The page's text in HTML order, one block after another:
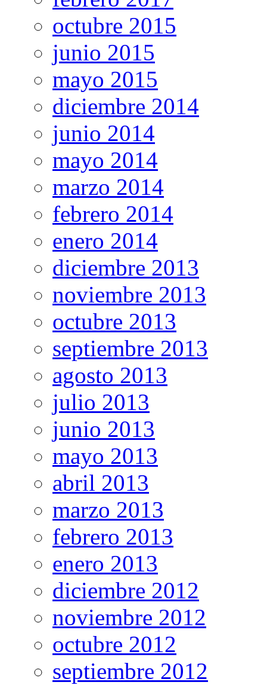
octubre 2015
junio 2015
mayo 2015
diciembre 2014
junio 2014
mayo 2014
marzo 2014
febrero 2014
enero 2014
diciembre 2013
noviembre 2013
octubre 2013
septiembre 2013
agosto 2013
julio 2013
junio 2013
mayo 2013
abril 2013
marzo 2013
febrero 2013
enero 2013
diciembre 2012
noviembre 2012
octubre 2012
septiembre 2012